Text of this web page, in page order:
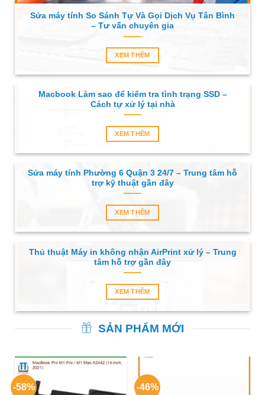
Sửa máy tính So Sánh Tự Và Gọi Dịch Vụ Tân Bình
– Tư vấn chuyên gia
XEM THÊM
Macbook Làm sao để kiểm tra tình trạng SSD –
Cách tự xử lý tại nhà
XEM THÊM
Sửa máy tính Phường 6 Quận 3 24/7 – Trung tâm hỗ
trợ kỹ thuật gần đây
XEM THÊM
Thủ thuật Máy in không nhận AirPrint xử lý – Trung
tâm hỗ trợ gần đây
XEM THÊM
SẢN PHẨM MỚI
-58% -46%